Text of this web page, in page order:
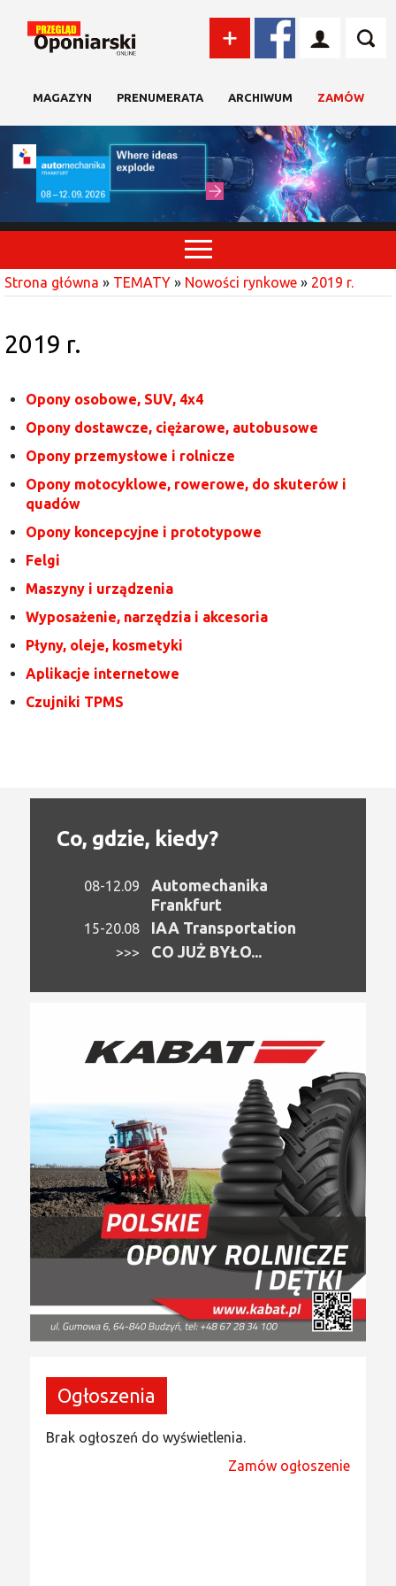
MAGAZYN PRENUMERATA ARCHIWUM ZAMÓW
Strona główna » TEMATY » Nowości rynkowe » 2019 r.
2019 r.
Opony osobowe, SUV, 4x4
Opony dostawcze, ciężarowe, autobusowe
Opony przemysłowe i rolnicze
Opony motocyklowe, rowerowe, do skuterów i
quadów
Opony koncepcyjne i prototypowe
Felgi
Maszyny i urządzenia
Wyposażenie, narzędzia i akcesoria
Płyny, oleje, kosmetyki
Aplikacje internetowe
Czujniki TPMS
Co, gdzie, kiedy?
08-12.09
Automechanika
Frankfurt
15-20.08 IAA Transportation
>>> CO JUŻ BYŁO...
Ogłoszenia
Brak ogłoszeń do wyświetlenia.
Zamów ogłoszenie